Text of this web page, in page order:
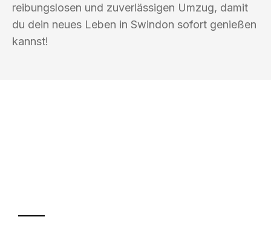
reibungslosen und zuverlässigen Umzug, damit
du dein neues Leben in Swindon sofort genießen
kannst!